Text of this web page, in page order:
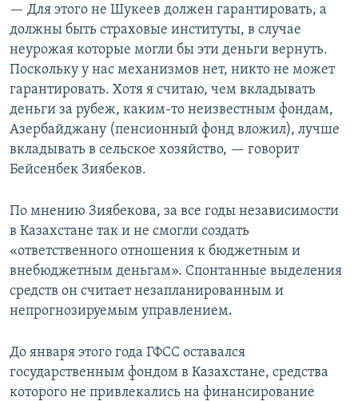
— Для этого не Шукеев должен гарантировать, а
должны быть страховые институты, в случае
неурожая которые могли бы эти деньги вернуть.
Поскольку у нас механизмов нет, никто не может
гарантировать. Хотя я считаю, чем вкладывать
деньги за рубеж, каким-то неизвестным фондам,
Азербайджану (пенсионный фонд вложил), лучше
вкладывать в сельское хозяйство, — говорит
Бейсенбек Зиябеков.
По мнению Зиябекова, за все годы независимости
в Казахстане так и не смогли создать
«ответственного отношения к бюджетным и
внебюджетным деньгам». Спонтанные выделения
средств он считает незапланированным и
непрогнозируемым управлением.
До января этого года ГФСС оставался
государственным фондом в Казахстане, средства
которого не привлекались на финансирование